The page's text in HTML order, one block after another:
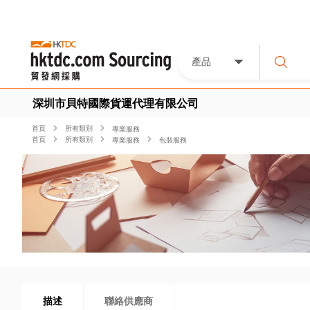
產品
深圳市貝特國際貨運代理有限公司
首頁 所有類別
專業服務
首頁
所有類別 專業服務 包裝服務
描述 聯絡供應商